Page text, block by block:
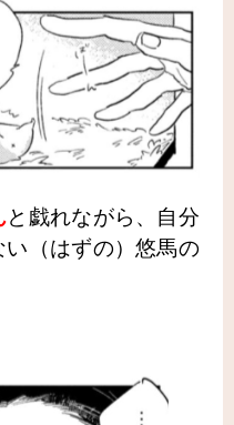
と戯れながら、自分
（はずの）悠馬の